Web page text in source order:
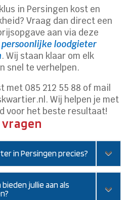
in Persingen kost en
Vraag dan direct een
aan via deze
loodgieter
. Wij staan klaar om elk
snel te verhelpen.
met 085 212 55 88 of mail
Wij helpen je met
voor het beste resultaat!
in Persingen precies?
jullie aan als